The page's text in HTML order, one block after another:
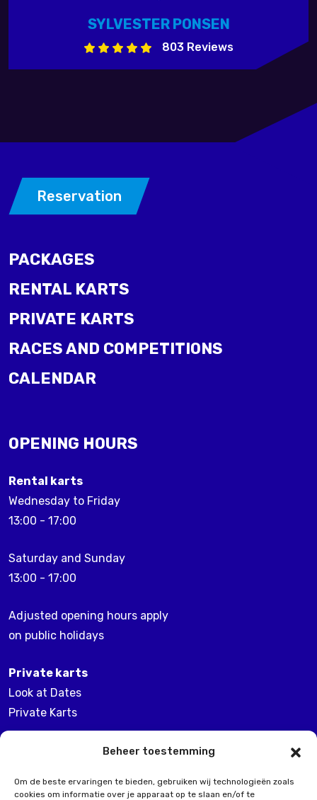
Beheer toestemming
Om de beste ervaringen te bieden, gebruiken wij technologieën zoals
cookies om informatie over je apparaat op te slaan en/of te
SYLVESTER PONSEN
803 Reviews
Reservation
PACKAGES
RENTAL KARTS
PRIVATE KARTS
RACES AND COMPETITIONS
CALENDAR
OPENING HOURS
Rental karts
Wednesday to Friday
13:00 - 17:00
Saturday and Sunday
13:00 - 17:00
Adjusted opening hours apply
on public holidays
Private karts
Look at Dates
Private Karts
Packages